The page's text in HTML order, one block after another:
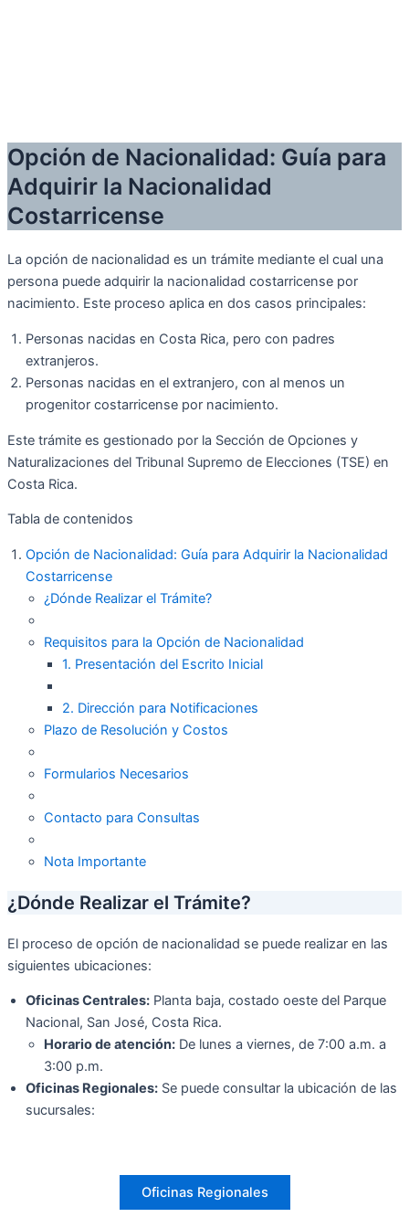
Opción de Nacionalidad: Guía para
Adquirir la Nacionalidad
Costarricense
La opción de nacionalidad es un trámite mediante el cual una
persona puede adquirir la nacionalidad costarricense por
nacimiento. Este proceso aplica en dos casos principales:
Personas nacidas en Costa Rica, pero con padres
extranjeros.
Personas nacidas en el extranjero, con al menos un
progenitor costarricense por nacimiento.
Este trámite es gestionado por la Sección de Opciones y
Naturalizaciones del Tribunal Supremo de Elecciones (TSE) en
Costa Rica.
Tabla de contenidos
Opción de Nacionalidad: Guía para Adquirir la Nacionalidad
Costarricense
¿Dónde Realizar el Trámite?
Requisitos para la Opción de Nacionalidad
1. Presentación del Escrito Inicial
2. Dirección para Notificaciones
Plazo de Resolución y Costos
Formularios Necesarios
Contacto para Consultas
Nota Importante
¿Dónde Realizar el Trámite?
El proceso de opción de nacionalidad se puede realizar en las
siguientes ubicaciones:
Oficinas Centrales: Planta baja, costado oeste del Parque
Nacional, San José, Costa Rica.
Horario de atención: De lunes a viernes, de 7:00 a.m. a
3:00 p.m.
Oficinas Regionales: Se puede consultar la ubicación de las
sucursales:
Oficinas Regionales